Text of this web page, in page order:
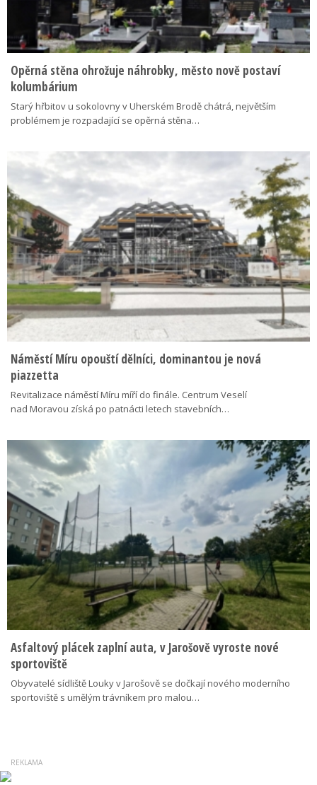
Opěrná stěna ohrožuje náhrobky, město nově postaví
kolumbárium
Starý hřbitov u sokolovny v Uherském Brodě chátrá, největším
problémem je rozpadající se opěrná stěna…
Náměstí Míru opouští dělníci, dominantou je nová
piazzetta
Revitalizace náměstí Míru míří do finále. Centrum Veselí
nad Moravou získá po patnácti letech stavebních…
Asfaltový plácek zaplní auta, v Jarošově vyroste nové
sportoviště
Obyvatelé sídliště Louky v Jarošově se dočkají nového moderního
sportoviště s umělým trávníkem pro malou…